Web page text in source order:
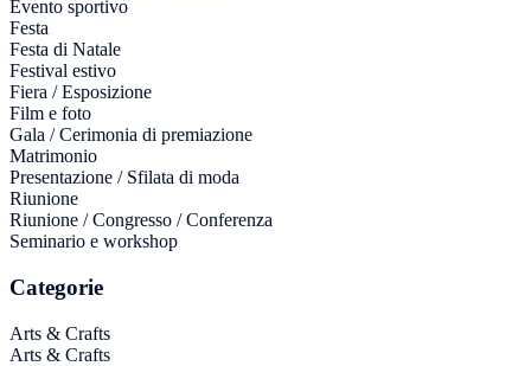
Evento sportivo
Festa
Festa di Natale
Festival estivo
Fiera / Esposizione
Film e foto
Gala / Cerimonia di premiazione
Matrimonio
Presentazione / Sfilata di moda
Riunione
Riunione / Congresso / Conferenza
Seminario e workshop
Categorie
Arts & Crafts
Arts & Crafts